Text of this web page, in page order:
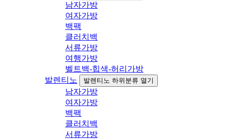
남자가방
여자가방
백팩
클러치백
서류가방
여행가방
벨트백-힙색-허리가방
발렌티노
발렌티노 하위분류 열기
남자가방
여자가방
백팩
클러치백
서류가방